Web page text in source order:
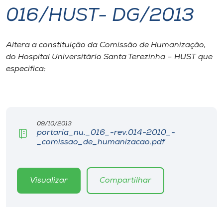
I.nova
Diplomados
Biblioteca
Editora
016/HUST- DG/2013
Altera a constituição da Comissão de Humanização,
do Hospital Universitário Santa Terezinha – HUST que
especifica:
09/10/2013
portaria_nu._016_-rev.014-2010_-
_comissao_de_humanizacao.pdf
Visualizar Compartilhar